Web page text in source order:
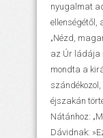
nyugalmat
ellenségétől,
„Nézd,
az Úr ládája
mondta a
szándékozol,
éjszakán
Nátánhoz:
Dávidnak: